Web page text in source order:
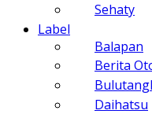
Sehaty
Label
Balapan
Berita
Daihatsu